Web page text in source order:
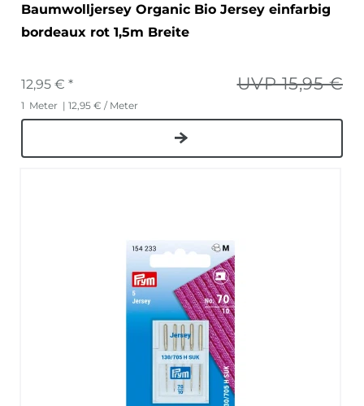
Baumwolljersey Organic Bio Jersey einfarbig
bordeaux rot 1,5m Breite
UVP 15,95 €
12,95 € *
1 Meter | 12,95 € / Meter